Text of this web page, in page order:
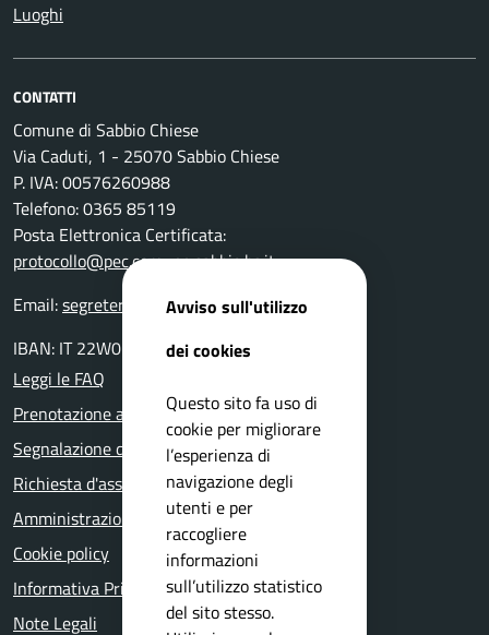
Luoghi
CONTATTI
Comune di Sabbio Chiese
Via Caduti, 1 - 25070 Sabbio Chiese
P. IVA: 00576260988
Telefono: 0365 85119
Posta Elettronica Certificata:
protocollo@pec.comune.sabbio.bs.it
Email:segreteria@comune.sabbio.bs.it
IBAN: IT 22W0359901800000000131522
Leggi le FAQ
Prenotazione appuntamento
Segnalazione disservizio
Richiesta d'assistenza
Amministrazione trasparente
Cookie policy
Informativa Privacy
Note Legali
Avviso sull'utilizzo
dei cookies
Questo sito fa uso di
cookie per migliorare
l’esperienza di
navigazione degli
utenti e per
raccogliere
informazioni
sull’utilizzo statistico
del sito stesso.